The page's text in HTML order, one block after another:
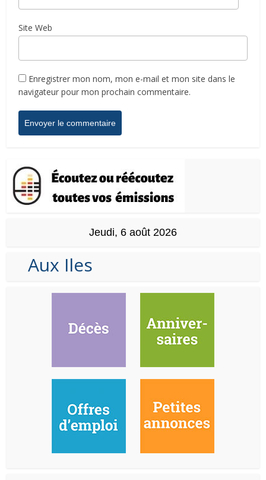
Site Web
Enregistrer mon nom, mon e-mail et mon site dans le
navigateur pour mon prochain commentaire.
Jeudi, 6 août 2026
Aux Iles